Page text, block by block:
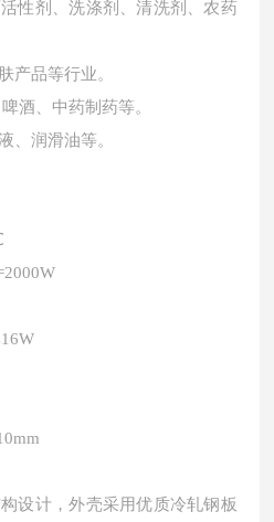
性剂、洗涤剂、清洗剂、农药
产品等行业。
酒、中药制药等。
、润滑油等。
设计，外壳采用优质冷轧钢板